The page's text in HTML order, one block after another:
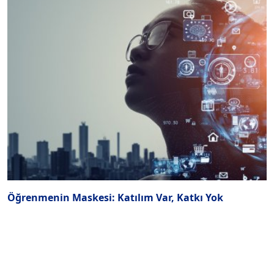
Öğrenmenin Maskesi: Katılım Var, Katkı Yok